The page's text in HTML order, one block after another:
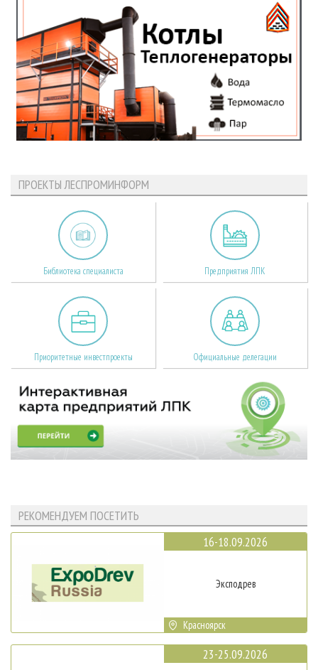
ПРОЕКТЫ ЛЕСПРОМИНФОРМ
Библиотека специалиста Предприятия ЛПК
Приоритетные инвестпроекты Официальные делегации
РЕКОМЕНДУЕМ ПОСЕТИТЬ
16-18.09.2026
Эксподрев
Красноярск
23-25.09.2026